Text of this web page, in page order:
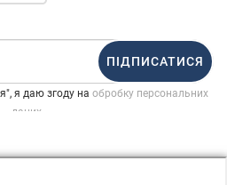
ПІДПИСАТИСЯ
я даю згоду на обробку персональних
даних